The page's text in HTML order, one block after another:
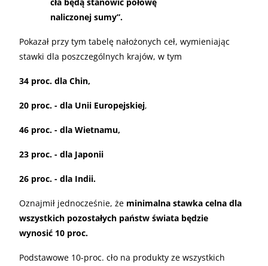
cła będą stanowić połowę
naliczonej sumy”.
Pokazał przy tym tabelę nałożonych ceł, wymieniając
stawki dla poszczególnych krajów, w tym
34 proc. dla Chin,
20 proc. - dla Unii Europejskiej,
46 proc. - dla Wietnamu,
23 proc. - dla Japonii
26 proc. - dla Indii.
Oznajmił jednocześnie, że minimalna stawka celna dla
wszystkich pozostałych państw świata będzie
wynosić 10 proc.
Podstawowe 10-proc. cło na produkty ze wszystkich